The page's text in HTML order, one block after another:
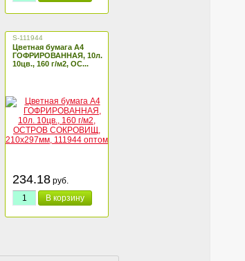
S-111944
Цветная бумага А4
ГОФРИРОВАННАЯ, 10л.
10цв., 160 г/м2, ОС...
234.18 руб.
В корзину